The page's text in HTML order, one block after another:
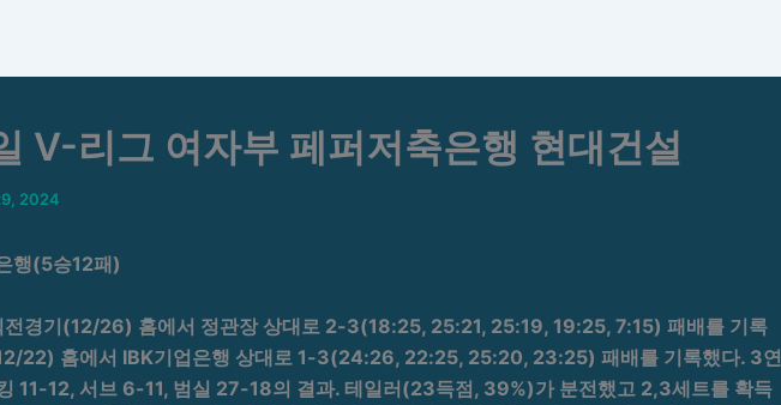
V-리그 여자부 페퍼저축은행 현대건설
2024
행(5승12패)
전경기(12/26) 홈에서 정관장 상대로 2-3(18:25, 25:21, 25:19, 19:25, 7:15) 패배를 기록
22) 홈에서 IBK기업은행 상대로 1-3(24:26, 22:25, 25:20, 23:25) 패배를 기록했다. 3연
11-12, 서브 6-11, 범실 27-18의 결과. 테일러(23득점, 39%)가 분전했고 2,3세트를 확득